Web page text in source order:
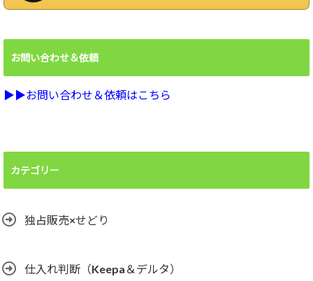
お問い合わせ＆依頼
▶︎▶︎お問い合わせ＆依頼はこちら
カテゴリー
独占販売×せどり
仕入れ判断（Keepa＆デルタ）